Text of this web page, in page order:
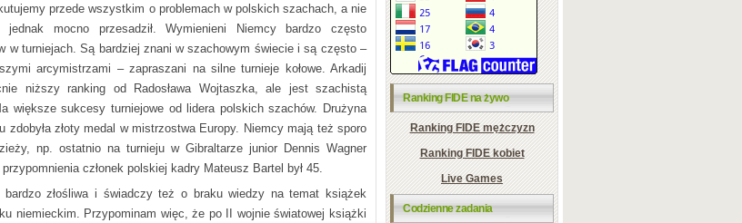
przede wszystkim o problemach w polskich szachach, a nie
jednak mocno przesadził. Wymienieni Niemcy bardzo często
w turniejach. Są bardziej znani w szachowym świecie i są często –
arcymistrzami – zapraszani na silne turnieje kołowe. Arkadij
niższy ranking od Radosława Wojtaszka, ale jest szachistą
większe sukcesy turniejowe od lidera polskich szachów. Drużyna
zdobyła złoty medal w mistrzostwa Europy. Niemcy mają też sporo
np. ostatnio na turnieju w Gibraltarze junior Dennis Wagner
członek polskiej kadry Mateusz Bartel był 45.
bardzo złośliwa i świadczy też o braku wiedzy na temat książek
niemieckim. Przypominam więc, że po II wojnie światowej książki
Ranking FIDE na żywo
Ranking FIDE mężczyzn
Ranking FIDE kobiet
Live Games
Codzienne zadania